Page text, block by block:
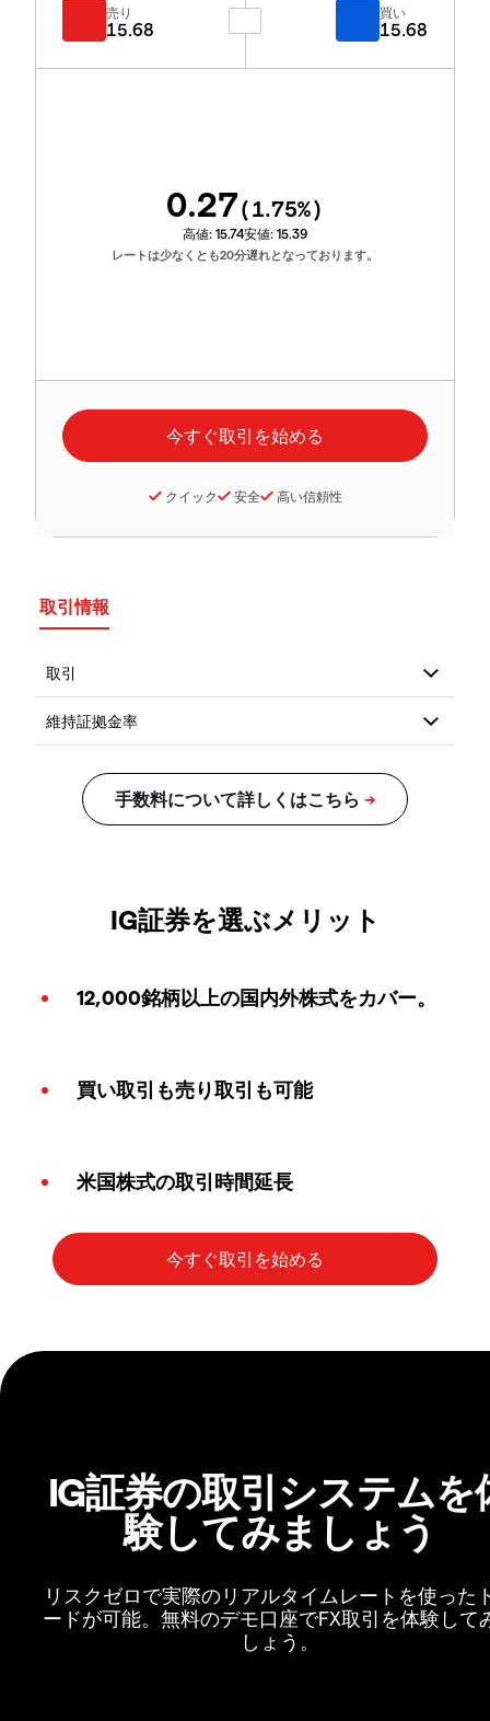
売り
15.68
買い
15.68
0.27(1.75%)
高値: 15.74安値: 15.39
レートは少なくとも20分遅れとなっております。
クイック 安全 高い信頼性
取引情報
IG証券を選ぶメリット
12,000銘柄以上の国内外株式をカバー。
買い取引も売り取引も可能
米国株式の取引時間延長
IG証券の取引システムを
験してみましょう
リスクゼロで実際のリアルタイムレートを使った
ードが可能。無料のデモ口座でFX取引を体験して
しょう。